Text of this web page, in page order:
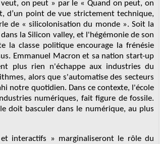
on peut » par le « Quand on peut, on
d’un point de vue strictement technique,
de « silicolonisation du monde ». Soit la
la Silicon valley, et l'hégémonie de son
la classe politique encourage la frénésie
Emmanuel Macron et sa nation start-up
plus rien n'échappe aux industries du
alors que s'automatise des secteurs
notre quotidien. Dans ce contexte, l'école
numériques, fait figure de fossile.
doit basculer dans le numérique, au plus
interactifs » marginaliseront le rôle du